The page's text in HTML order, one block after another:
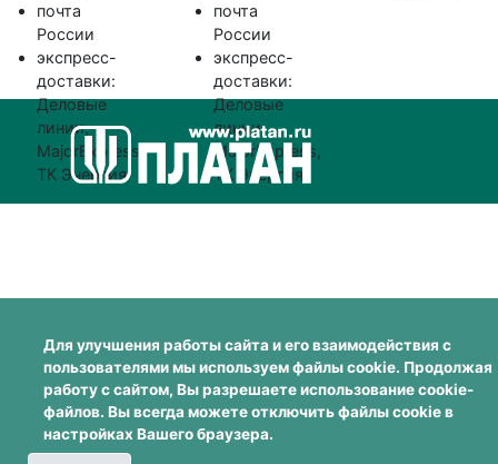
почта
России
экспресс-
доставки:
Деловые
линии,
MajorExpress,
ТК Энергия
почта
России
экспресс-
доставки:
Деловые
линии,
MajorExpress,
ТК Энергия
Для улучшения работы сайта и его взаимодействия с
пользователями мы используем файлы cookie. Продолжая
работу с сайтом, Вы разрешаете использование cookie-
файлов. Вы всегда можете отключить файлы cookie в
настройках Вашего браузера.